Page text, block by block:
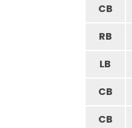
CB
RB
LB
CB
CB